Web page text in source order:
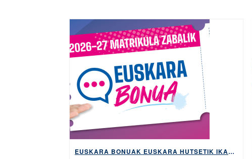
EUSKARA BONUAK EUSKARA HUTSETIK IKASTEKO KOSTUA ETA BUROKRAZIA MURRIZTUKO DITU